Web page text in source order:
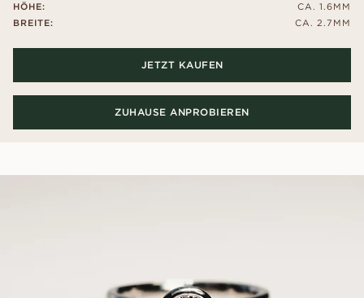
HÖHE:
BREITE:
CA. 1.6MM
CA. 2.7MM
JETZT KAUFEN
ZUHAUSE ANPROBIEREN